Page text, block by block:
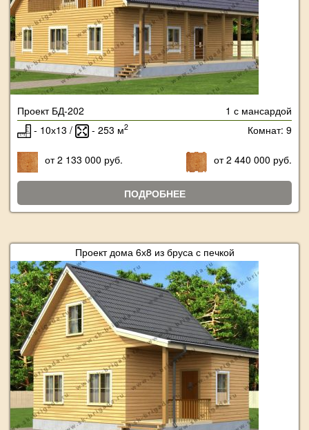
Проект БД-202
1 с мансардой
- 10х13 /
- 253 м2 Комнат: 9
от 2 133 000 руб. от 2 440 000 руб.
ПОДРОБНЕЕ
Проект дома 6х8 из бруса с печкой